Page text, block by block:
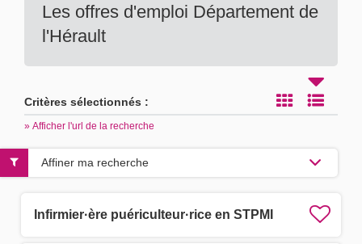
Les offres d'emploi Département de
l'Hérault
Critères sélectionnés :
» Afficher l'url de la recherche
Infirmier·ère puériculteur·rice en STPMI
Affiner ma recherche